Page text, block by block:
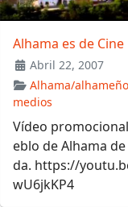
Alhama es de Cine
Abril 22, 2007
Alhama/
medios
Vídeo
eblo de Alhama
da. https://
wU6jkKP4